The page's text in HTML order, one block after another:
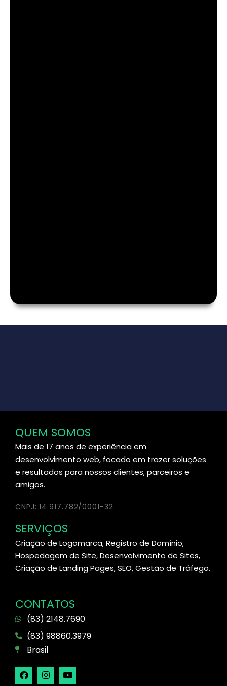
QUEM SOMOS
Mais de 17 anos de experiência em
desenvolvimento web, focado em trazer soluções
e resultados para nossos clientes, parceiros e
amigos.
CNPJ: 14.917.782/0001-32
SERVIÇOS
Criação de Logomarca, Registro de Domínio,
Hospedagem de Site, Desenvolvimento de Sites,
Criação de Landing Pages, SEO, Gestão de Tráfego.
CONTATOS
(83) 2148.7690
(83) 98860.3979
Brasil